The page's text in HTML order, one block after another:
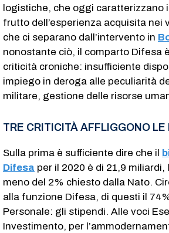
logistiche, che oggi caratterizzano
frutto dell’esperienza acquisita nei
che ci separano dall’intervento in
nonostante ciò, il comparto Difesa
criticità croniche: insufficiente
impiego in deroga alle peculiarità
militare, gestione delle risorse
TRE CRITICITÀ AFFLIGGONO LE
Sulla prima è sufficiente dire che il
Difesa per il 2020 è di 21,9 miliardi,
meno del 2% chiesto dalla Nato.
alla funzione Difesa, di questi il
Personale: gli stipendi. Alle voci
Investimento, per